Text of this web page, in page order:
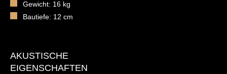
Gewicht: 16 kg
Bautiefe: 12 cm
AKUSTISCHE
EIGENSCHAFTEN